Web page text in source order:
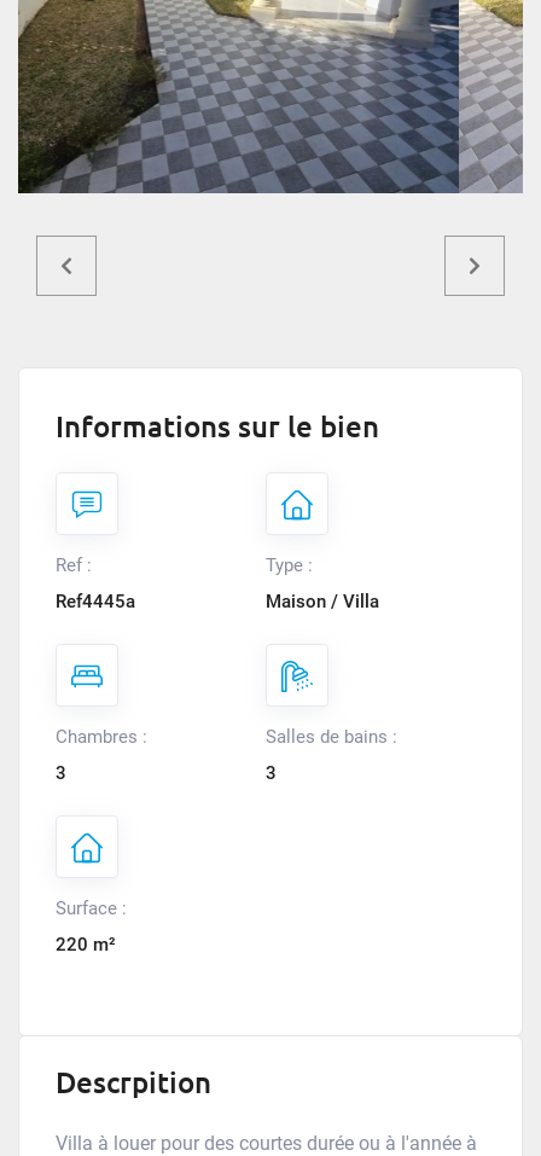
Informations sur le bien
Ref :
Ref4445a
Type :
Maison / Villa
Chambres :
3
Salles de bains :
3
Surface :
220 m²
Descrpition
Villa à louer pour des courtes durée ou à l'année à